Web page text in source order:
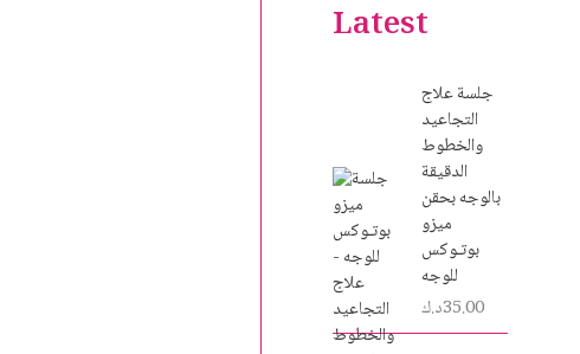
Latest
جلسة علاج
التجاعيد
والخطوط
الدقيقة
بالوجه بحقن
ميزو
بوتـوكس
للوجه
35.00د.ك